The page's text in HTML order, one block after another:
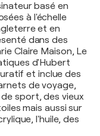
basé en
à l'échelle
et en
dans des
Claire Maison, Le
d'Hubert
et inclue des
de voyage,
sport, des vieux
mais aussi sur
l'huile, des